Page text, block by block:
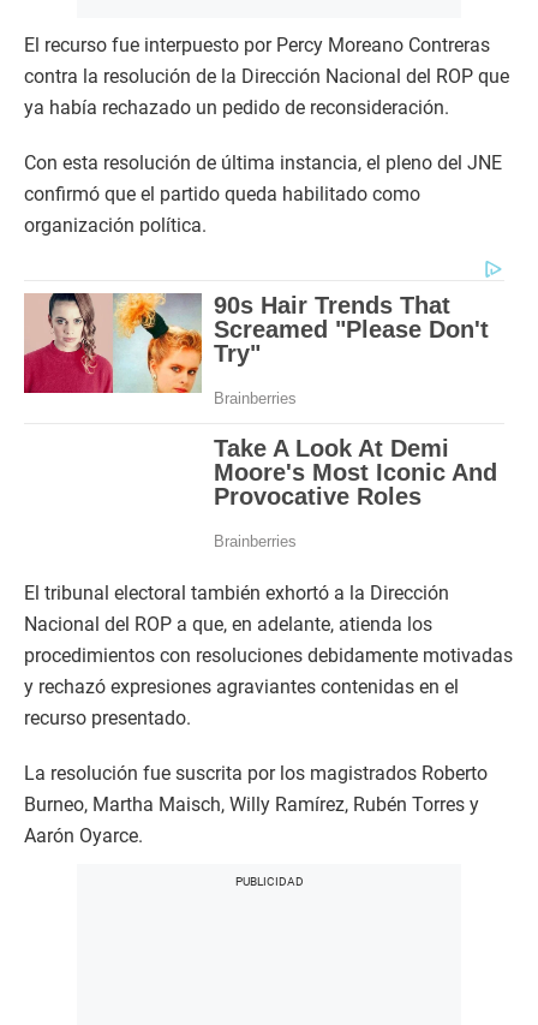
El recurso fue interpuesto por Percy Moreano Contreras
contra la resolución de la Dirección Nacional del ROP que
ya había rechazado un pedido de reconsideración.
Con esta resolución de última instancia, el pleno del JNE
confirmó que el partido queda habilitado como
organización política.
El tribunal electoral también exhortó a la Dirección
Nacional del ROP a que, en adelante, atienda los
procedimientos con resoluciones debidamente motivadas
y rechazó expresiones agraviantes contenidas en el
recurso presentado.
La resolución fue suscrita por los magistrados Roberto
Burneo, Martha Maisch, Willy Ramírez, Rubén Torres y
Aarón Oyarce.